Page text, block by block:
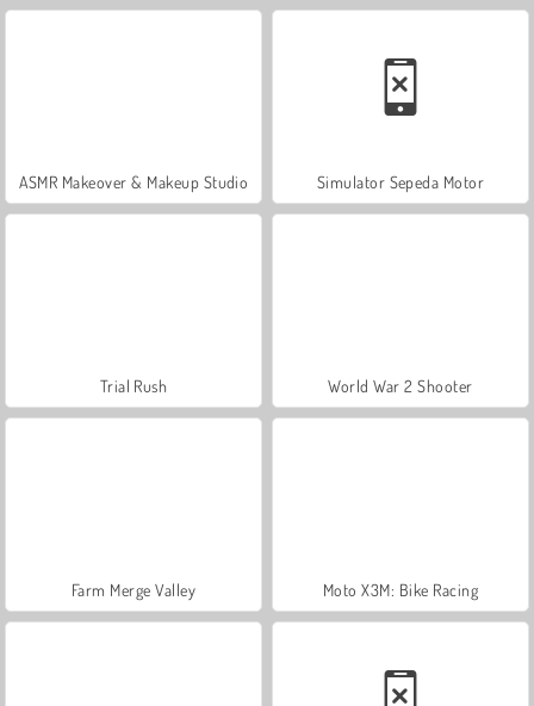
ASMR Makeover & Makeup Studio Simulator Sepeda Motor
Trial Rush World War 2 Shooter
Farm Merge Valley Moto X3M: Bike Racing